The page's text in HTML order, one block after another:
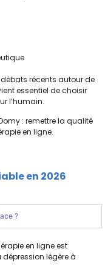
récents autour de
essentiel de choisir
l’humain.
: remettre la qualité
en ligne.
en 2026
?
en ligne est
légère à